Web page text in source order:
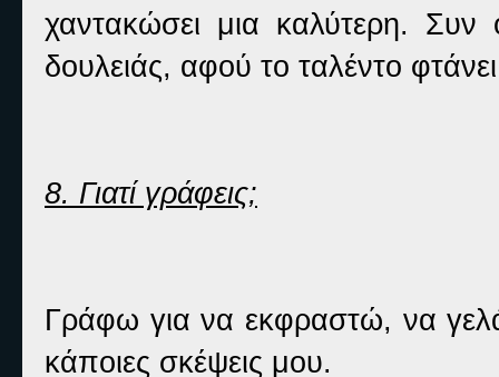
χαντακώσει μια καλύτερη. Συν
δουλειάς, αφού το ταλέντο
8. Γιατί γράφεις;
Γράφω για να εκφραστώ, να
κάποιες σκέψεις μου.